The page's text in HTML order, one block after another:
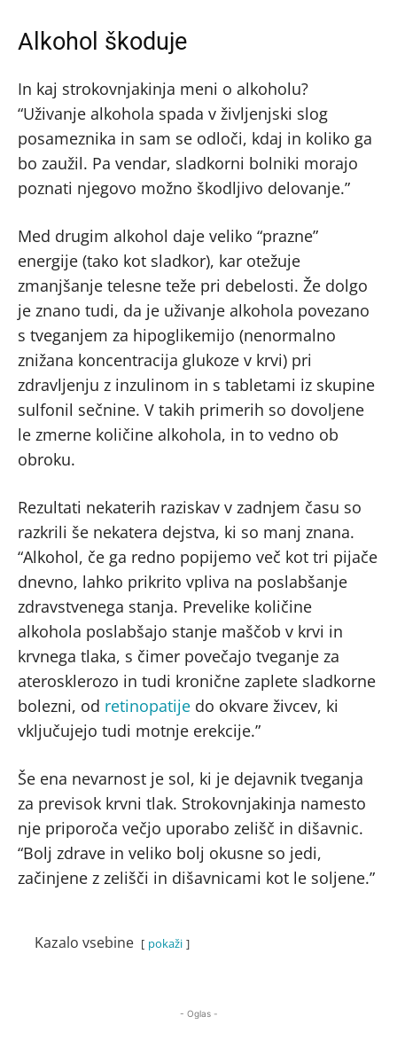
Alkohol škoduje
In kaj strokovnjakinja meni o alkoholu?
“Uživanje alkohola spada v življenjski slog
posameznika in sam se odloči, kdaj in koliko ga
bo zaužil. Pa vendar, sladkorni bolniki morajo
poznati njegovo možno škodljivo delovanje.”
Med drugim alkohol daje veliko “prazne”
energije (tako kot sladkor), kar otežuje
zmanjšanje telesne teže pri debelosti. Že dolgo
je znano tudi, da je uživanje alkohola povezano
s tveganjem za hipoglikemijo (nenormalno
znižana koncentracija glukoze v krvi) pri
zdravljenju z inzulinom in s tabletami iz skupine
sulfonil sečnine. V takih primerih so dovoljene
le zmerne količine alkohola, in to vedno ob
obroku.
Rezultati nekaterih raziskav v zadnjem času so
razkrili še nekatera dejstva, ki so manj znana.
“Alkohol, če ga redno popijemo več kot tri pijače
dnevno, lahko prikrito vpliva na poslabšanje
zdravstvenega stanja. Prevelike količine
alkohola poslabšajo stanje maščob v krvi in
krvnega tlaka, s čimer povečajo tveganje za
aterosklerozo in tudi kronične zaplete sladkorne
bolezni, od retinopatije do okvare živcev, ki
vključujejo tudi motnje erekcije.”
Še ena nevarnost je sol, ki je dejavnik tveganja
za previsok krvni tlak. Strokovnjakinja namesto
nje priporoča večjo uporabo zelišč in dišavnic.
“Bolj zdrave in veliko bolj okusne so jedi,
začinjene z zelišči in dišavnicami kot le soljene.”
Kazalo vsebine pokaži
- Oglas -